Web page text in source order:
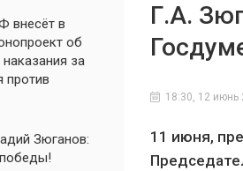
внесёт в
об
за
против
Зюганов:
Г.А.
18:30, 12 июнь
11 июня,